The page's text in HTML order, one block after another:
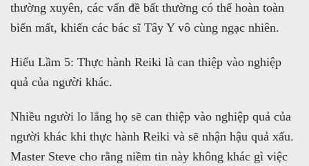
thường xuyên, các vấn đề bất thường có thể hoàn toàn
biến mất, khiến các bác sĩ Tây Y vô cùng ngạc nhiên.
Hiểu Lầm 5: Thực hành Reiki là can thiệp vào nghiệp
quả của người khác.
Nhiều người lo lắng họ sẽ can thiệp vào nghiệp quả của
người khác khi thực hành Reiki và sẽ nhận hậu quả xấu.
Master Steve cho rằng niềm tin này không khác gì việc